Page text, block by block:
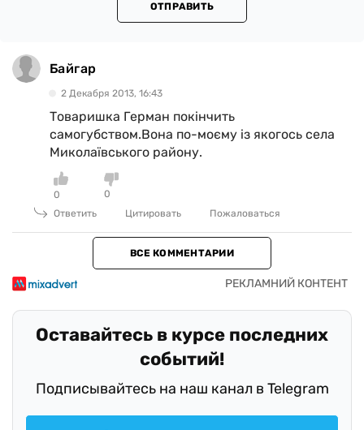
ОТПРАВИТЬ
Байгар
2 Декабря 2013, 16:43
Товаришка Герман покінчить
самогубством.Вона по-моєму із якогось села
Миколаївського району.
0
0
Ответить
Цитировать Пожаловаться
ВСЕ КОММЕНТАРИИ
Оставайтесь в курсе последних
событий!
Подписывайтесь на наш канал в Telegram